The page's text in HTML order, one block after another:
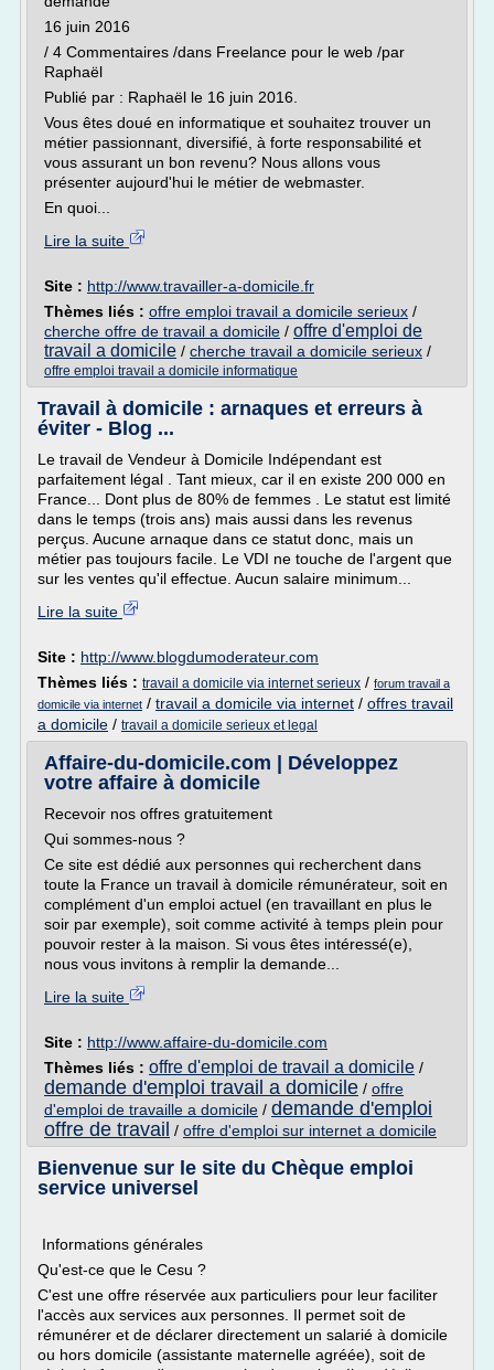
16 juin 2016
/ 4 Commentaires /dans Freelance pour le web /par
Raphaël
Publié par : Raphaël le 16 juin 2016.
Vous êtes doué en informatique et souhaitez trouver un
métier passionnant, diversifié, à forte responsabilité et
vous assurant un bon revenu? Nous allons vous
présenter aujourd'hui le métier de webmaster.
En quoi...
Lire la suite
Site : http://www.travailler-a-domicile.fr
Thèmes liés : offre emploi travail a domicile serieux /
cherche offre de travail a domicile / offre d'emploi de
travail a domicile / cherche travail a domicile serieux /
offre emploi travail a domicile informatique
Travail à domicile : arnaques et erreurs à
éviter - Blog ...
Le travail de Vendeur à Domicile Indépendant est
parfaitement légal . Tant mieux, car il en existe 200 000 en
France... Dont plus de 80% de femmes . Le statut est limité
dans le temps (trois ans) mais aussi dans les revenus
perçus. Aucune arnaque dans ce statut donc, mais un
métier pas toujours facile. Le VDI ne touche de l'argent que
sur les ventes qu'il effectue. Aucun salaire minimum...
Lire la suite
Site : http://www.blogdumoderateur.com
Thèmes liés : travail a domicile via internet serieux / forum travail a
domicile via internet / travail a domicile via internet / offres travail
a domicile / travail a domicile serieux et legal
Affaire-du-domicile.com | Développez
votre affaire à domicile
Recevoir nos offres gratuitement
Qui sommes-nous ?
Ce site est dédié aux personnes qui recherchent dans
toute la France un travail à domicile rémunérateur, soit en
complément d'un emploi actuel (en travaillant en plus le
soir par exemple), soit comme activité à temps plein pour
pouvoir rester à la maison. Si vous êtes intéressé(e),
nous vous invitons à remplir la demande...
Lire la suite
Site : http://www.affaire-du-domicile.com
Thèmes liés : offre d'emploi de travail a domicile /
demande d'emploi travail a domicile / offre
d'emploi de travaille a domicile / demande d'emploi
offre de travail / offre d'emploi sur internet a domicile
Bienvenue sur le site du Chèque emploi
service universel
Informations générales
Qu'est-ce que le Cesu ?
C'est une offre réservée aux particuliers pour leur faciliter
l'accès aux services aux personnes. Il permet soit de
rémunérer et de déclarer directement un salarié à domicile
ou hors domicile (assistante maternelle agréée), soit de